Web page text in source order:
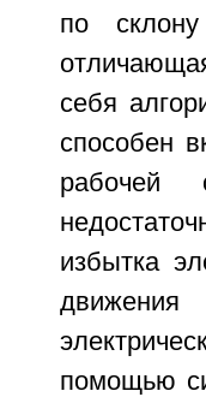
по
себя
способен
избытка
помощью